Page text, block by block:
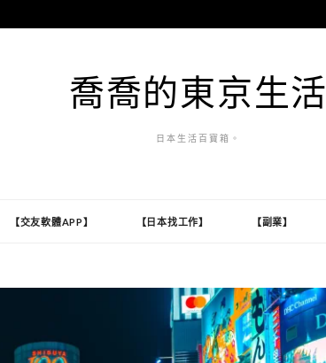
喬喬的東京生活
日本生活百寶箱。
【交友軟體APP】 【日本找工作】 【副業】